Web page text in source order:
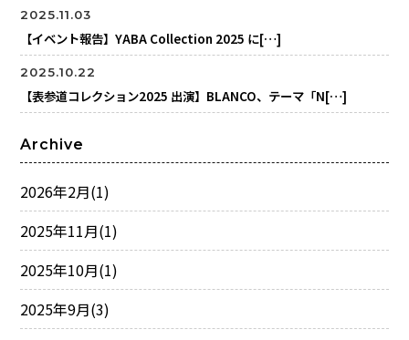
2025.11.03
【イベント報告】YABA Collection 2025 に[…]
2025.10.22
【表参道コレクション2025 出演】BLANCO、テーマ「N[…]
Archive
2026年2月(1)
2025年11月(1)
2025年10月(1)
2025年9月(3)